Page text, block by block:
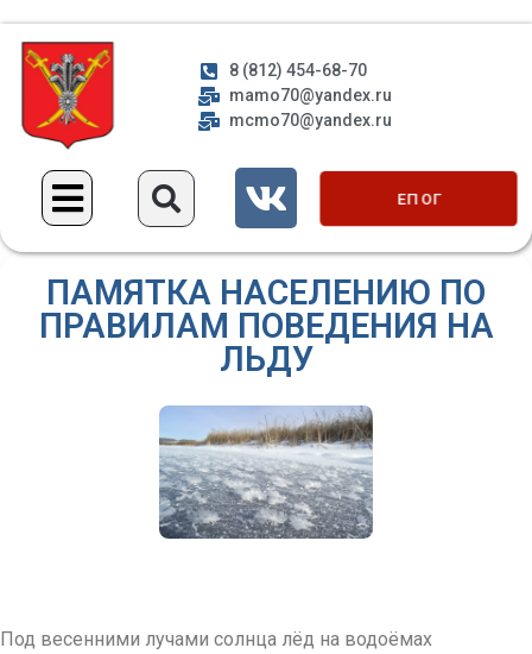
8 (812) 454-68-70
mamo70@yandex.ru
mcmo70@yandex.ru
ЕП ОГ
ПАМЯТКА НАСЕЛЕНИЮ ПО
ПРАВИЛАМ ПОВЕДЕНИЯ НА
ЛЬДУ
Под весенними лучами солнца лёд на водоёмах